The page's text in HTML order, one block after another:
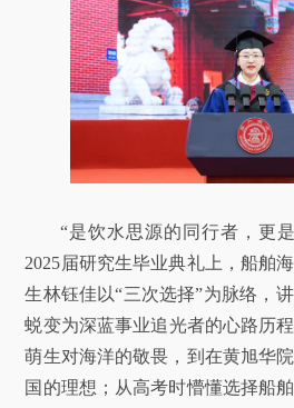
“是饮水思源的同行者，更
2025届研究生毕业典礼上，船舶
生林钰佳以“三次选择”为脉络，
蜕变为深蓝事业追光者的心路历
萌生对海洋的敬畏，到在黄旭华
国的理想；从高考时懵懂选择船